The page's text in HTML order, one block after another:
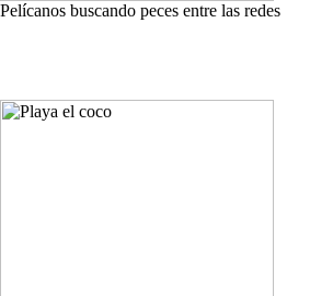
Pelícanos buscando peces entre las redes